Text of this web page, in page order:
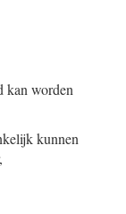
kan worden
kunnen